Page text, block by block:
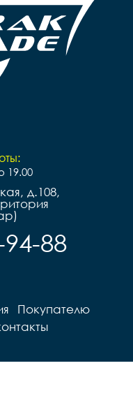
19.00
д.108,
88
Покупателю